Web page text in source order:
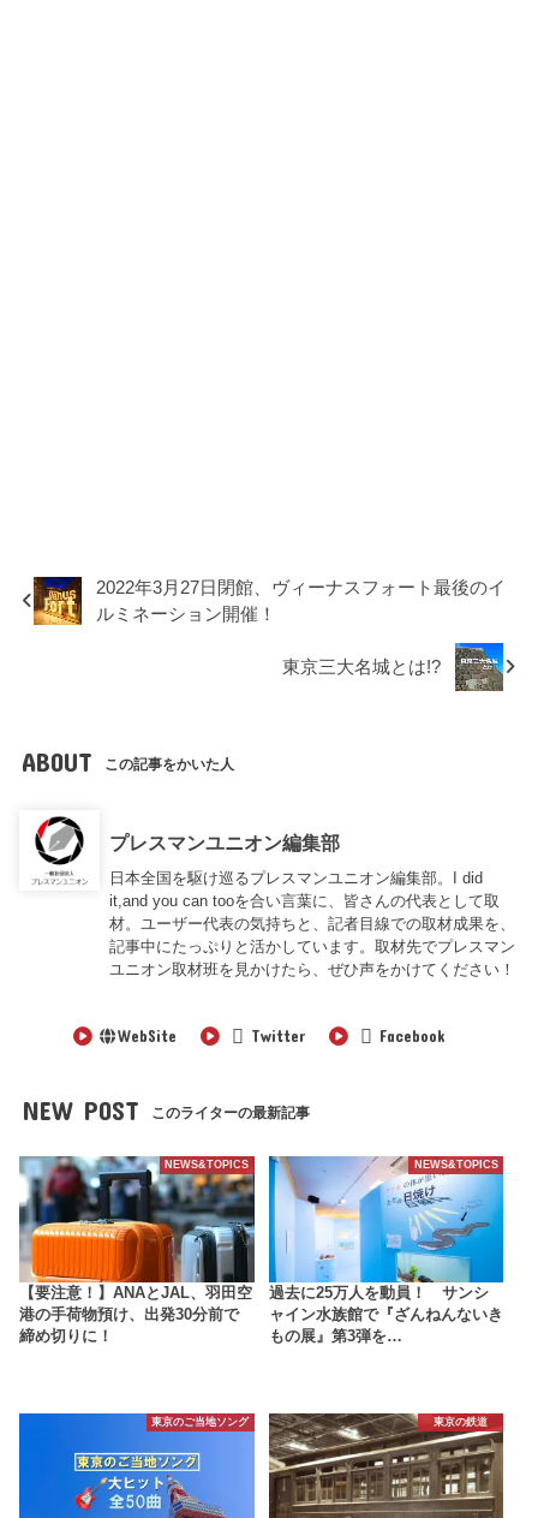
2022年3⽉27⽇閉館、ヴィーナスフォート最後のイ
ルミネーション開催！
東京三大名城とは!?
ABOUT この記事をかいた人
プレスマンユニオン編集部
日本全国を駆け巡るプレスマンユニオン編集部。I did
it,and you can tooを合い言葉に、皆さんの代表として取
材。ユーザー代表の気持ちと、記者目線での取材成果を、
記事中にたっぷりと活かしています。取材先でプレスマン
ユニオン取材班を見かけたら、ぜひ声をかけてください！
WebSite Twitter Facebook
NEW POST このライターの最新記事
NEWS&TOPICS
【要注意！】ANAとJAL、羽田空
港の手荷物預け、出発30分前で
締め切りに！
NEWS&TOPICS
過去に25万人を動員！ サンシ
ャイン水族館で『ざんねんないき
もの展』第3弾を…
東京のご当地ソング 東京の鉄道